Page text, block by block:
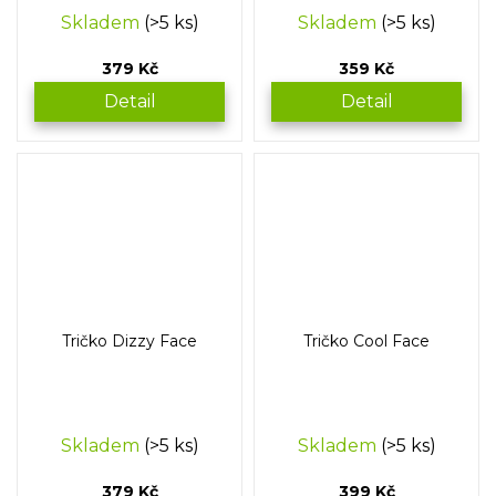
Skladem (>5 ks)
379 Kč
Detail
Skladem (>5 ks)
359 Kč
Detail
Tričko Dizzy Face
Skladem (>5 ks)
379 Kč
Tričko Cool Face
Skladem (>5 ks)
399 Kč